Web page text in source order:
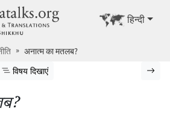
dhammatalks.org
अन्य भाषा
हिन्दी
अनात्म का मतलब?
जाएं
विषय सूची दिखाएं
विषय दिखाएं